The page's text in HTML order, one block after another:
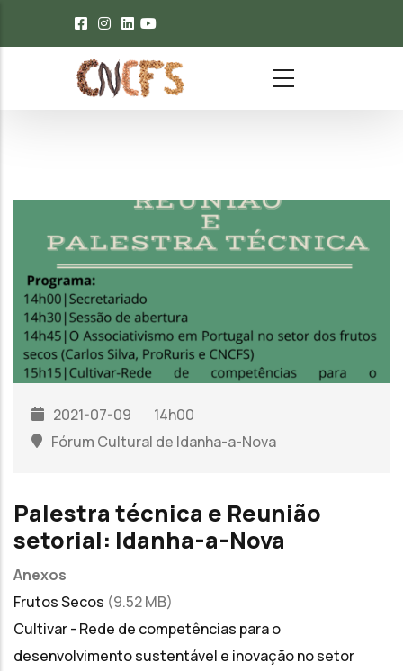
Passar para o conteúdo principal
2021-07-09
14h00
Fórum Cultural de Idanha-a-Nova
Palestra técnica e Reunião
setorial: Idanha-a-Nova
Anexos
Frutos Secos (9.52 MB)
Cultivar - Rede de competências para o
desenvolvimento sustentável e inovação no setor